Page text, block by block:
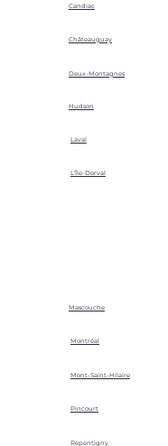
Candiac
Châteauguay
Deux-Montagnes
Hudson
Laval
L'Île-Dorval
Mascouche
Montréal
Mont-Saint-Hilaire
Pincourt
Repentigny